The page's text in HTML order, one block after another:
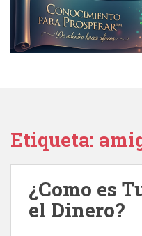
Etiqueta:
¿Como es
el Dinero?‎